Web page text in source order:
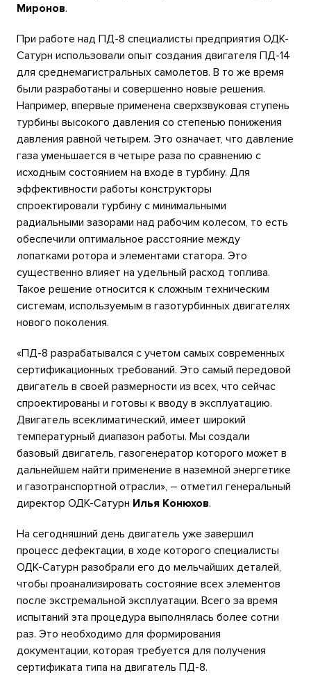
Миронов.
При работе над ПД-8 специалисты предприятия ОДК-
Сатурн использовали опыт создания двигателя ПД-14
для среднемагистральных самолетов. В то же время
были разработаны и совершенно новые решения.
Например, впервые применена сверхзвуковая ступень
турбины высокого давления со степенью понижения
давления равной четырем. Это означает, что давление
газа уменьшается в четыре раза по сравнению с
исходным состоянием на входе в турбину. Для
эффективности работы конструкторы
спроектировали турбину с минимальными
радиальными зазорами над рабочим колесом, то есть
обеспечили оптимальное расстояние между
лопатками ротора и элементами статора. Это
существенно влияет на удельный расход топлива.
Такое решение относится к сложным техническим
системам, используемым в газотурбинных двигателях
нового поколения.
«ПД-8 разрабатывался с учетом самых современных
сертификационных требований. Это самый передовой
двигатель в своей размерности из всех, что сейчас
спроектированы и готовы к вводу в эксплуатацию.
Двигатель всеклиматический, имеет широкий
температурный диапазон работы. Мы создали
базовый двигатель, газогенератор которого может в
дальнейшем найти применение в наземной энергетике
и газотранспортной отрасли», – отметил генеральный
директор ОДК-Сатурн Илья Конюхов.
На сегодняшний день двигатель уже завершил
процесс дефектации, в ходе которого специалисты
ОДК-Сатурн разобрали его до мельчайших деталей,
чтобы проанализировать состояние всех элементов
после экстремальной эксплуатации. Всего за время
испытаний эта процедура выполнялась более сотни
раз. Это необходимо для формирования
документации, которая требуется для получения
сертификата типа на двигатель ПД-8.